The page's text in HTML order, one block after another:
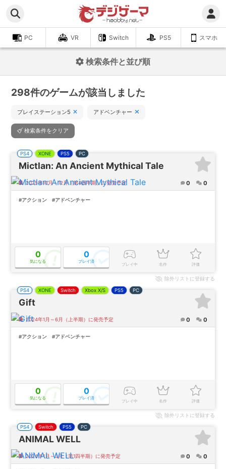
PC VR Switch PS5 スマホ
298件のゲームが該当しました
プレイステーション5 アドベンチャー
検索条件をクリア
Mictlan: An Ancient Mythical Tale
PS4 XONE PS5 PC
2025年10月～12月（第4四半期）に発売予定 0 0
#アクション #アドベンチャー
0
気になる
0
プレイ済
プレイ中 名作 評価
除外リストに登録する
Gift
PS4 XONE Switch Xbox X/S PS5 PC
2024年1月～6月（上半期）に発売予定 0 0
#アクション #アドベンチャー
0
気になる
0
プレイ済
プレイ中 名作 評価
除外リストに登録する
ANIMAL WELL
PS4 Switch PS5 PC
2024年1月～3月（第1四半期）に発売予定 0 0
検索条件と並び順